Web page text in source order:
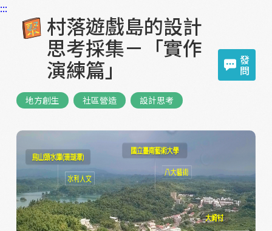
:::
村落遊戲島的設計
思考採集－「實作
演練篇」
地方創生 社區營造 設計思考
發
問